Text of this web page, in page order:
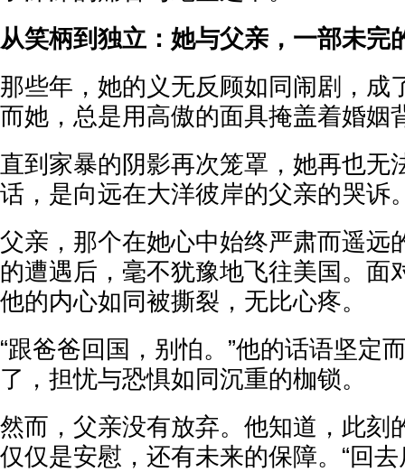
从笑柄到独立：她与父亲，一部未完
那些年，她的义无反顾如同闹剧，成
而她，总是用高傲的面具掩盖着婚姻
直到家暴的阴影再次笼罩，她再也无
话，是向远在大洋彼岸的父亲的哭诉
父亲，那个在她心中始终严肃而遥远
的遭遇后，毫不犹豫地飞往美国。面
他的内心如同被撕裂，无比心疼。
“跟爸爸回国，别怕。”他的话语坚定
了，担忧与恐惧如同沉重的枷锁。
然而，父亲没有放弃。他知道，此刻
仅仅是安慰，还有未来的保障。“回